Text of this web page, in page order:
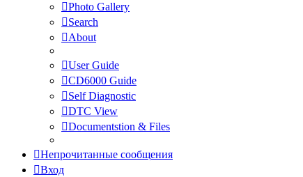
Photo Gallery
Search
About
User Guide
CD6000 Guide
Self Diagnostic
DTC View
Documentstion & Files
Непрочитанные сообщения
Вход